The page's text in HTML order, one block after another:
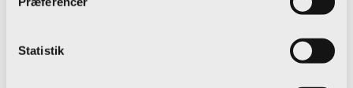
Statistiktil de hotfixes samt opdateringer